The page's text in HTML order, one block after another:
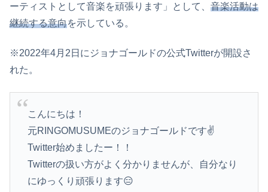
ーティストとして音楽を頑張ります」として、 音楽活動は
継続する意向を示している。
※2022年4月2日にジョナゴールドの公式Twitterが開設さ
れた。
こんにちは！
元RINGOMUSUMEのジョナゴールドです✌️
Twitter始めましたー！！
Twitterの扱い方がよく分かりませんが、自分なり
にゆっくり頑張ります😑